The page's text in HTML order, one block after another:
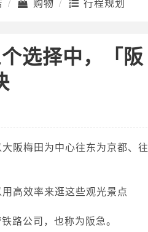
选择中，「阪
阪梅田为中心往东为京都、往
高效率来逛这些观光景点
路公司，也称为阪急。